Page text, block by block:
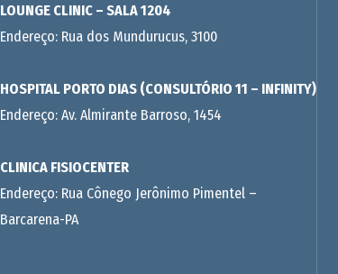
LOUNGE CLINIC – SALA 1204
Endereço: Rua dos Mundurucus, 3100
HOSPITAL PORTO DIAS (CONSULTÓRIO 11 – INFINITY)
Endereço: Av. Almirante Barroso, 1454
CLINICA FISIOCENTER
Endereço: Rua Cônego Jerônimo Pimentel –
Barcarena-PA